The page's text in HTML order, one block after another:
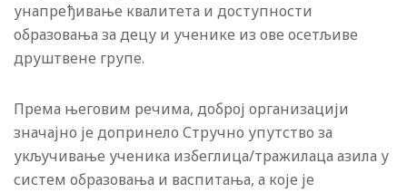
унапређивање квалитета и доступности
образовања за децу и ученике из ове осетљиве
друштвене групе.
Према његовим речима, доброј организацији
значајно је допринело Стручно упутство за
укључивање ученика избеглица/тражилаца азила у
систем образовања и васпитања, а које је